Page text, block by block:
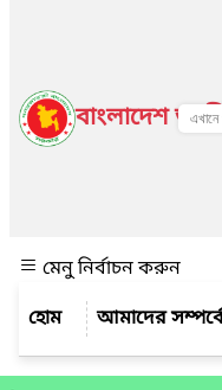
বাংলাদেশ
মেনু নির্বাচন করুন
আমাদের